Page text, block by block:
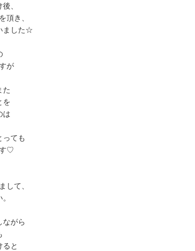
、
頂き、
ました☆
が
た
を
は
っても
♡
して、
ながら
ると